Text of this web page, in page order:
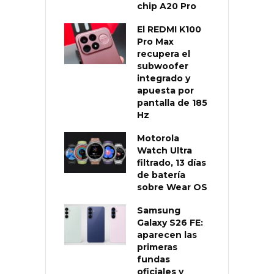
chip A20 Pro
El REDMI K100
Pro Max
recupera el
subwoofer
integrado y
apuesta por
pantalla de 185
Hz
Motorola
Watch Ultra
filtrado, 13 días
de batería
sobre Wear OS
Samsung
Galaxy S26 FE:
aparecen las
primeras
fundas
oficiales y